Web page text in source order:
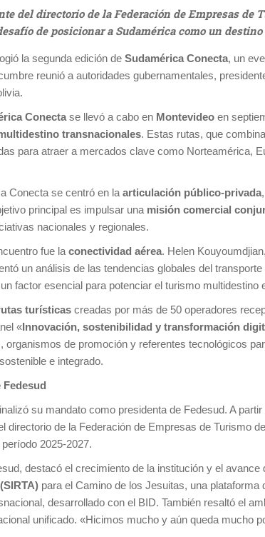
del directorio de la Federación de Empresas de
de posicionar a Sudamérica como un
la segunda edición de Sudamérica Conecta, un
reunió a autoridades gubernamentales,
Conecta se llevó a cabo en Montevideo en
transnacionales. Estas rutas, que
para atraer a mercados clave como Norteamérica,
Conecta se centró en la articulación público-privada
principal es impulsar una misión comercial
nacionales y regionales.
fue la conectividad aérea. Helen
un análisis de las tendencias globales del
factor esencial para potenciar el turismo multidestino
turísticas creadas por más de 50 operadores
«Innovación, sostenibilidad y transformación
organismos de promoción y referentes tecnológicos
e integrado.
Fedesud
su mandato como presidenta de Fedesud. A partir
directorio de la Federación de Empresas de Turismo
2025-2027.
destacó el crecimiento de la institución y el
para el Camino de los Jesuitas, una
desarrollado con el BID. También resaltó el
unificado. «Hicimos mucho y aún queda mucho